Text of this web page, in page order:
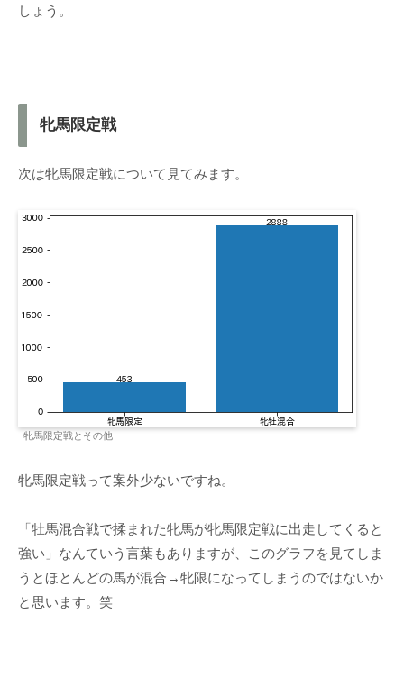
しょう。
牝馬限定戦
次は牝馬限定戦について見てみます。
牝馬限定戦とその他
牝馬限定戦って案外少ないですね。
「牡馬混合戦で揉まれた牝馬が牝馬限定戦に出走してくると
強い」なんていう言葉もありますが、このグラフを見てしま
うとほとんどの馬が混合→牝限になってしまうのではないか
と思います。笑